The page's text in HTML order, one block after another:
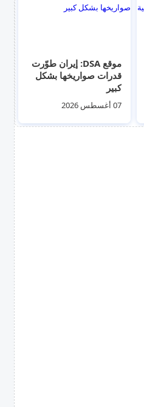
موقع DSA: إيران طوّرت
قدرات صواريخها بشكل
كبير
07 أغسطس 2026